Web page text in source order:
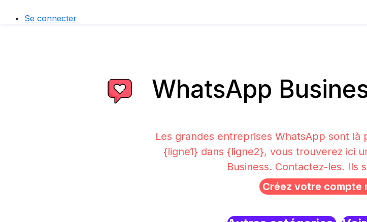
Se connecter
WhatsApp
Les grandes entreprises WhatsApp sont là
{ligne1} dans {ligne2}, vous trouverez ici
Business. Contactez-les. Ils
Créez votre compte